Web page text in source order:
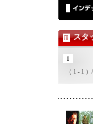
スタ
1
（ 1 - 1 ）